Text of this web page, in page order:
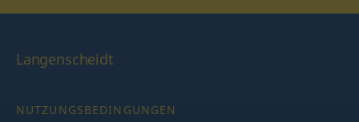
Langenscheidt
NUTZUNGSBEDINGUNGEN